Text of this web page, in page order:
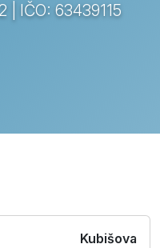
| IČO: 63439115
Kubišova